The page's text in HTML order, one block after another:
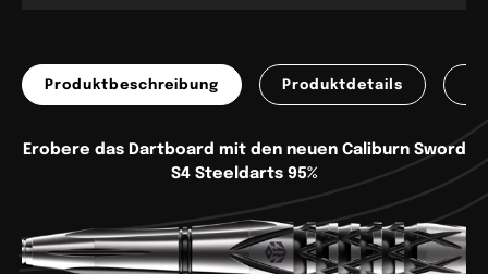
Produktbeschreibung Produktdetails
Erobere das Dartboard mit den neuen Caliburn Sword
S4 Steeldarts 95%